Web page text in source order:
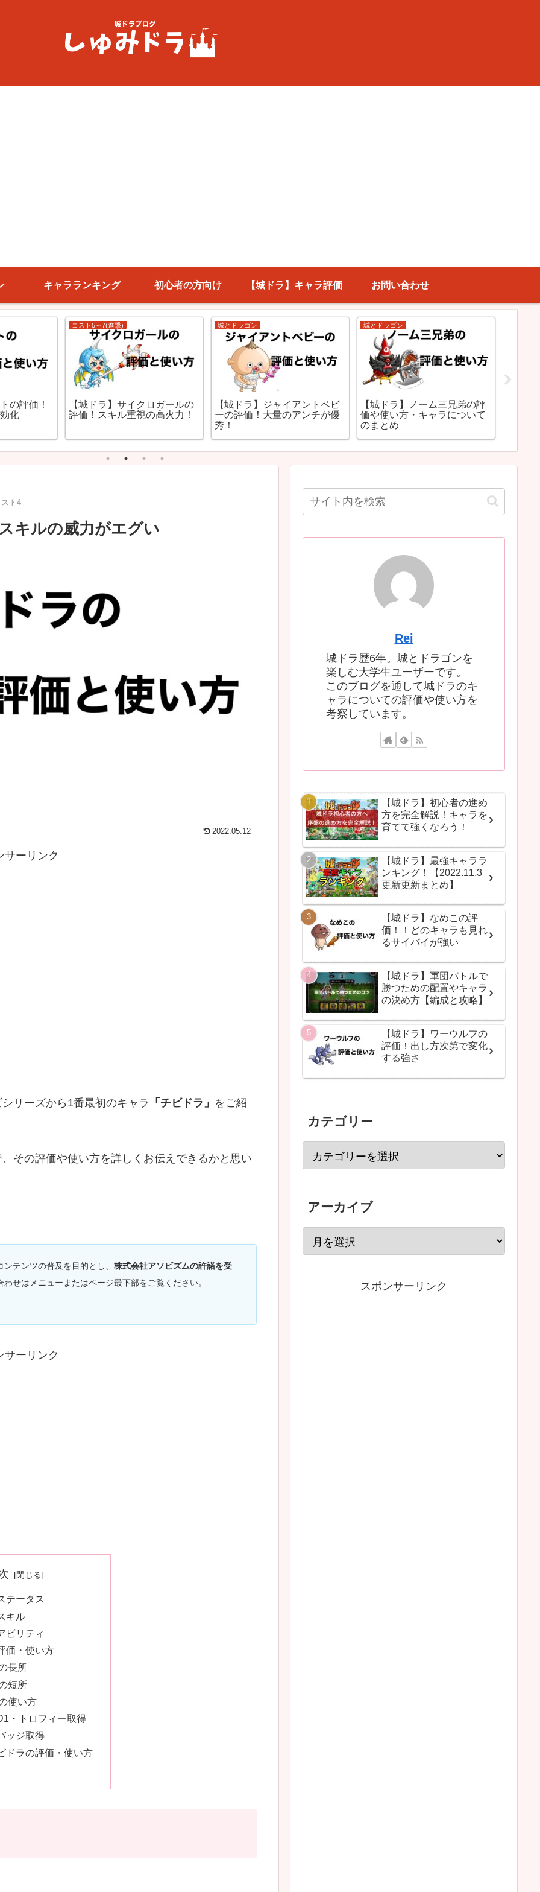
キャラランキング 初心者の方向け 【城ドラ】キャラ評価 お問い合わせ
の評価！
化
コスト5～7(進撃)
【城ドラ】サイクロガールの
評価！スキル重視の高火力！
城とドラゴン
【城ドラ】ジャイアントベビ
ーの評価！大量のアンチが優
秀！
城とドラゴン
【城ドラ】ノーム三兄弟の評
価や使い方・キャラについて
のまとめ
ト4
キルの威力がエグい
2022.05.12
サーリンク
リーズから1番最初のキャラ 「チビドラ」 をご紹
その評価や使い方を詳しくお伝えできるかと思い
テンツの普及を目的とし、 株式会社アソビズムの許諾を受
わせはメニューまたはページ最下部をご覧ください。
サーリンク
テータス
キル
ビリティ
価・使い方
長所
短所
使い方
・トロフィー取得
ッジ取得
ドラの評価・使い方
Rei
城ドラ歴6年。城とドラゴンを
楽しむ大学生ユーザーです。
このブログを通して城ドラのキ
ャラについての評価や使い方を
考察しています。
【城ドラ】初心者の進め
方を完全解説！キャラを
育てて強くなろう！
【城ドラ】最強キャララ
ンキング！【2022.11.3
更新更新まとめ】
【城ドラ】なめこの評
価！！どのキャラも見れ
るサイバイが強い
【城ドラ】軍団バトルで
勝つための配置やキャラ
の決め方【編成と攻略】
【城ドラ】ワーウルフの
評価！出し方次第で変化
する強さ
カテゴリー
アーカイブ
スポンサーリンク